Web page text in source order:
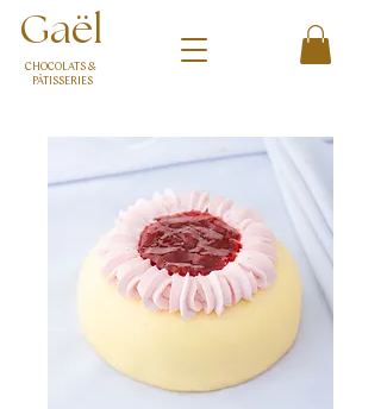
Gaël
CHOCOLATS &
PÂTISSERIES